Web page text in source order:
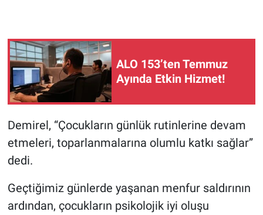
ALO 153’ten Temmuz
Ayında Etkin Hizmet!
Demirel, “Çocukların günlük rutinlerine devam
etmeleri, toparlanmalarına olumlu katkı sağlar”
dedi.
Geçtiğimiz günlerde yaşanan menfur saldırının
ardından, çocukların psikolojik iyi oluşu